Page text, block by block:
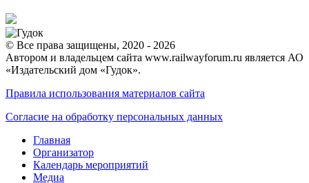
© Все права защищены, 2020 - 2026
Автором и владельцем сайта www.railwayforum.ru является АО
«Издательский дом «Гудок».
Правила использования материалов сайта
Согласие на обработку персональных данных
Главная
Организатор
Календарь мероприятий
Медиа